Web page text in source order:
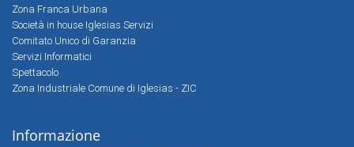
Zona Franca Urbana
Società in house Iglesias Servizi
Comitato Unico di Garanzia
Servizi Informatici
Spettacolo
Zona Industriale Comune di Iglesias - ZIC
Informazione